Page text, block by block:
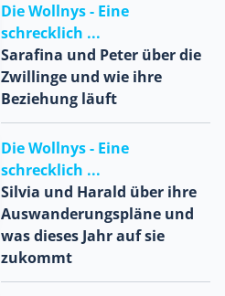
Die Wollnys - Eine
schrecklich ...
Sarafina und Peter über die
Zwillinge und wie ihre
Beziehung läuft
Die Wollnys - Eine
schrecklich ...
Silvia und Harald über ihre
Auswanderungspläne und
was dieses Jahr auf sie
zukommt